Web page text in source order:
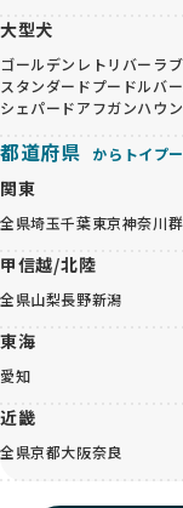
大型犬
ゴールデンレトリバー ラ
スタンダードプードルバ
シェパードアフガンハウ
都道府県 からトイプ
関東
全県埼玉千葉東京神奈川
甲信越/北陸
全県山梨長野新潟
東海
愛知
近畿
全県京都大阪奈良